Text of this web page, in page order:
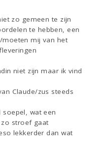
zo gemeen te zijn
te hebben, een
mij van het
niet zijn maar ik vind
Claude/zus steeds
wat een
stroef gaat
lekkerder dan wat